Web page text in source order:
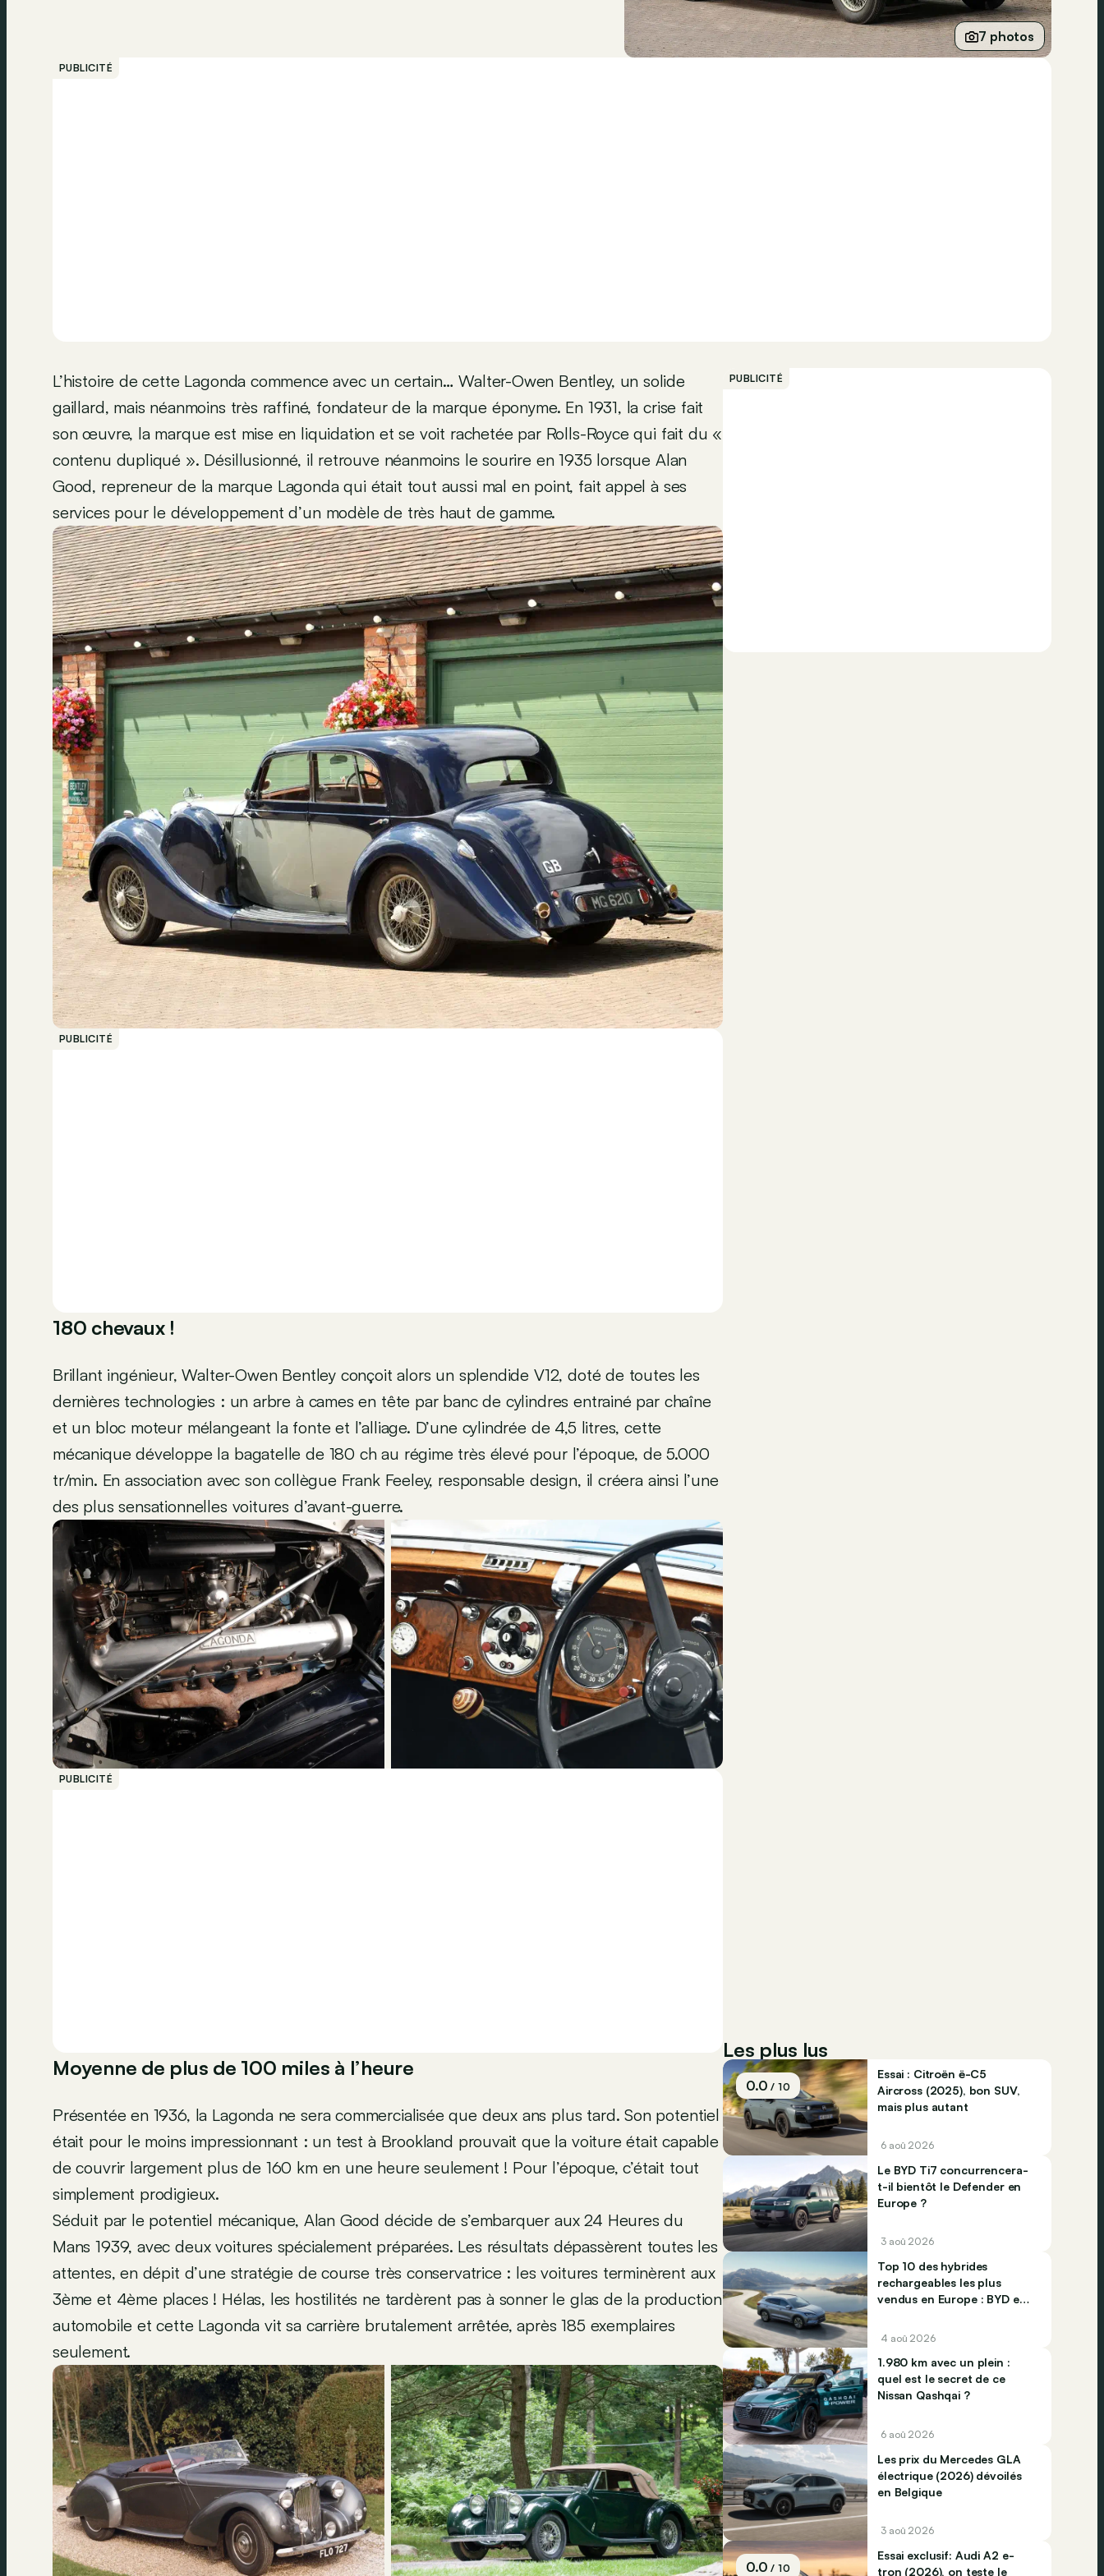
7 photos
PUBLICITÉ
L’histoire de cette Lagonda commence avec un certain… Walter-Owen Bentley, un solide
gaillard, mais néanmoins très raffiné, fondateur de la marque éponyme. En 1931, la crise fait
son œuvre, la marque est mise en liquidation et se voit rachetée par Rolls-Royce qui fait du «
contenu dupliqué ». Désillusionné, il retrouve néanmoins le sourire en 1935 lorsque Alan
Good, repreneur de la marque Lagonda qui était tout aussi mal en point, fait appel à ses
services pour le développement d’un modèle de très haut de gamme.
PUBLICITÉ
180 chevaux !
Brillant ingénieur, Walter-Owen Bentley conçoit alors un splendide V12, doté de toutes les
dernières technologies : un arbre à cames en tête par banc de cylindres entrainé par chaîne
et un bloc moteur mélangeant la fonte et l’alliage. D’une cylindrée de 4,5 litres, cette
mécanique développe la bagatelle de 180 ch au régime très élevé pour l’époque, de 5.000
tr/min. En association avec son collègue Frank Feeley, responsable design, il créera ainsi l’une
des plus sensationnelles voitures d’avant-guerre.
PUBLICITÉ
Moyenne de plus de 100 miles à l’heure
Présentée en 1936, la Lagonda ne sera commercialisée que deux ans plus tard. Son potentiel
était pour le moins impressionnant : un test à Brookland prouvait que la voiture était capable
de couvrir largement plus de 160 km en une heure seulement ! Pour l’époque, c’était tout
simplement prodigieux.
Séduit par le potentiel mécanique, Alan Good décide de s’embarquer aux 24 Heures du
Mans 1939, avec deux voitures spécialement préparées. Les résultats dépassèrent toutes les
attentes, en dépit d’une stratégie de course très conservatrice : les voitures terminèrent aux
3ème et 4ème places ! Hélas, les hostilités ne tardèrent pas à sonner le glas de la production
automobile et cette Lagonda vit sa carrière brutalement arrêtée, après 185 exemplaires
seulement.
PUBLICITÉ
Les plus lus
0.0/ 10
Essai : Citroën ë-C5
Aircross (2025), bon SUV,
mais plus autant
6 aoû 2026
Le BYD Ti7 concurrencera-
t-il bientôt le Defender en
Europe ?
3 aoû 2026
Top 10 des hybrides
rechargeables les plus
vendus en Europe : BYD et
4 aoû 2026
1.980 km avec un plein :
quel est le secret de ce
Nissan Qashqai ?
6 aoû 2026
Les prix du Mercedes GLA
électrique (2026) dévoilés
en Belgique
3 aoû 2026
0.0/ 10
Essai exclusif: Audi A2 e-
tron (2026), on teste le